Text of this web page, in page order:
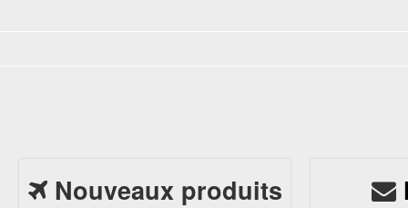
Nouveaux produits